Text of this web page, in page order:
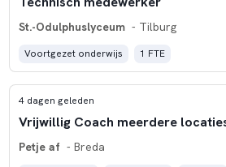
St.-Odulphuslyceum - Tilburg
Voortgezet onderwijs 1 FTE
4 dagen geleden
Petje af - Breda